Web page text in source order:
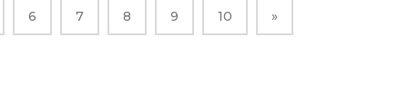
6 7 8 9 10 »